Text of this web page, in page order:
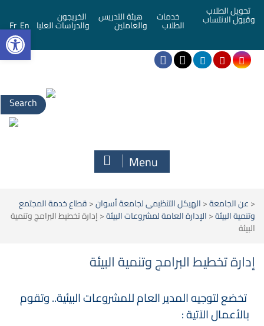
تحويل الطلاب
وقبول الانتساب خدمات
الطلاب
هيئة التدريس
والعاملين
الخريجون
والدراسات العليا En
Fr
Menu
<عن الجامعة<الهيكل التنظيمى لجامعة أسوان<قطاع خدمة المجتمع
وتنمية البيئة<الإدارة العامة لمشروعات البيئة<إدارة تخطيط البرامج وتنمية
البيئة
إدارة تخطيط البرامج وتنمية البيئة
تخضع لتوجيه المدير العام للمشروعات البيئية.. وتقوم
بالأعمال الآتية :